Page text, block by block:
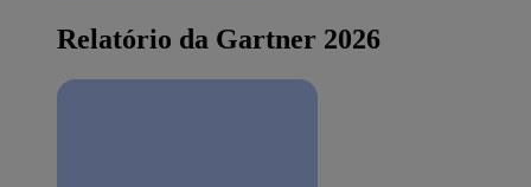
Relatório da Gartner 2026